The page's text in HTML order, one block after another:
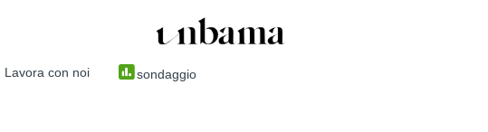
Lavora con noi sondaggio